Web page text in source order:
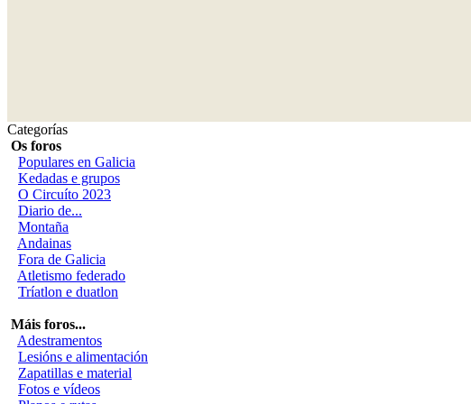
Categorías
Os foros
Populares en Galicia
Kedadas e grupos
O Circuíto 2023
Diario de...
Montaña
Andainas
Fora de Galicia
Atletismo federado
Tríatlon e duatlon
Máis foros...
Adestramentos
Lesións e alimentación
Zapatillas e material
Fotos e vídeos